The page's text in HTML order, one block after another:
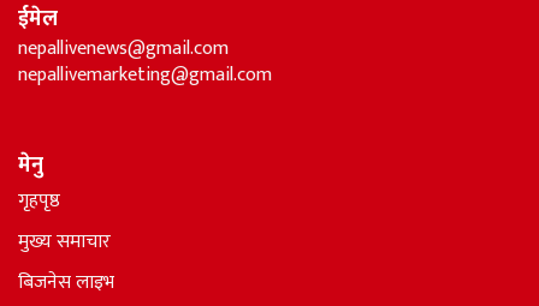
ईमेल
nepallivenews@gmail.com
nepallivemarketing@gmail.com
मेनु
गृहपृष्ठ
मुख्य समाचार
बिजनेस लाइभ